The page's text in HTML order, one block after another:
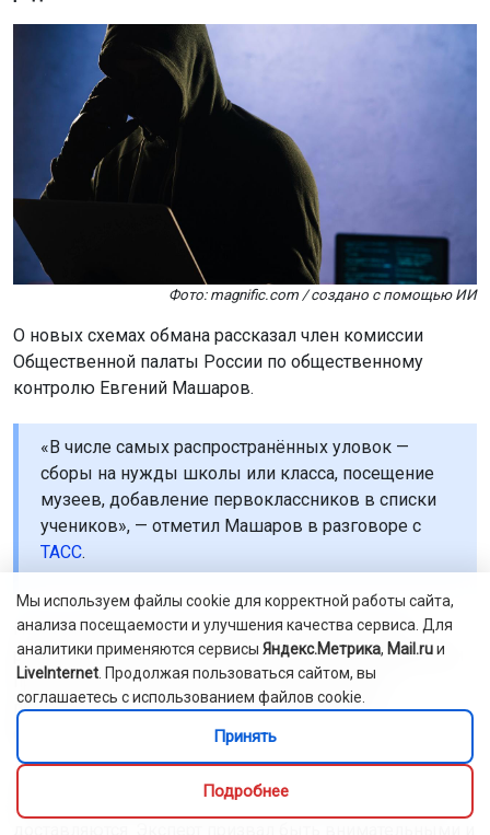
Фото: magnific.com / создано с помощью ИИ
О новых схемах обмана рассказал член комиссии
Общественной палаты России по общественному
контролю Евгений Машаров.
«В числе самых распространённых уловок —
сборы на нужды школы или класса, посещение
музеев, добавление первоклассников в списки
учеников», — отметил Машаров в разговоре с
ТАСС.
По его словам, злоумышленники связываются с
родителями, представляясь учителями или завучами, и
просят назвать коды из СМС. Также они могут
предлагать купить товары для школы через
На таких сайтах родители вводят личные и банковские
данные, после чего деньги списываются, а товары не
Мы используем файлы cookie для корректной работы сайта,
анализа посещаемости и улучшения качества сервиса. Для
аналитики применяются сервисы Яндекс.Метрика, Mail.ruи
LiveInternet . Продолжая пользоваться сайтом, вы
соглашаетесь с использованием файлов cookie.
Принять
Подробнее